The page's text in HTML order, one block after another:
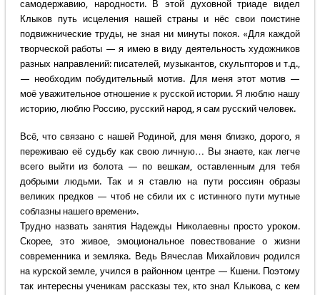
самодержавию, народности. В этой духовной триаде видел
Клыков путь исцеления нашей страны и нёс свои поистине
подвижнические труды, не зная ни минуты покоя. «Для каждой
творческой работы — я имею в виду деятельность художников
разных направлений: писателей, музыкантов, скульпторов и т.д.,
— необходим побудительный мотив. Для меня этот мотив —
моё уважительное отношение к русской истории. Я люблю нашу
историю, люблю Россию, русский народ, я сам русский человек.
Всё, что связано с нашей Родиной, для меня близко, дорого, я
переживаю её судьбу как свою личную… Вы знаете, как легче
всего выйти из болота — по вешкам, оставленным для тебя
добрыми людьми. Так и я ставлю на пути россиян образы
великих предков — чтоб не сбили их с истинного пути мутные
соблазны нашего времени».
Трудно назвать занятия Надежды Николаевны просто уроком.
Скорее, это живое, эмоциональное повествование о жизни
современника и земляка. Ведь Вячеслав Михайлович родился
на курской земле, учился в районном центре — Кшени. Поэтому
так интересны ученикам рассказы тех, кто знал Клыкова, с кем